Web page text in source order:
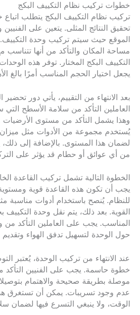
خطوات تركيب نظام التكييف البكج
تركيب نظام التكييف البكج يتطلب
تحقيق النتائج المثلى. يتعين على الفنيين
الموقع حيث سيتم تركيب وحدة
مساحة المكان والتأكد من أنها
التكييف البكج المختار. توفر هذه الوحدات
يجعل اختيار الحجم المناسب أمرًا بالغ
بعد الانتهاء من التقييم، يأتي دور
العاملين التأكد من سلامة الأسطح التي
وهذا يشمل التأكد من مستوى الأرضيات
يُستخدم مجموعة من الأدوات مثل ميزان
لضمان هذا المستوى. بالإضافة إلى
من أي عوائق أو حطام قد يؤثر على
الخطوة التالية تشمل تركيب القاعدة
يجب أن تكون هذه القاعدة قوية
للنظام. يُنصح باستخدام أدوات مناسبة
القوية. بعد ذلك، يتم نقل وحدة التكييف
المناسب. يجب على العاملين التأكد
حول الوحدة لتسهيل تدفق الهواء
عند الانتهاء من تركيب الوحدة، يُعتبر
خطوة حاسمة. يجب على الفنيين التأكد
موصلة بطريقة صحيحة والاهتمام
عدم وجود تسريبات. يمكن أن تستغرق
الوقت، ولا ينبغي التسرع فيها لضمان